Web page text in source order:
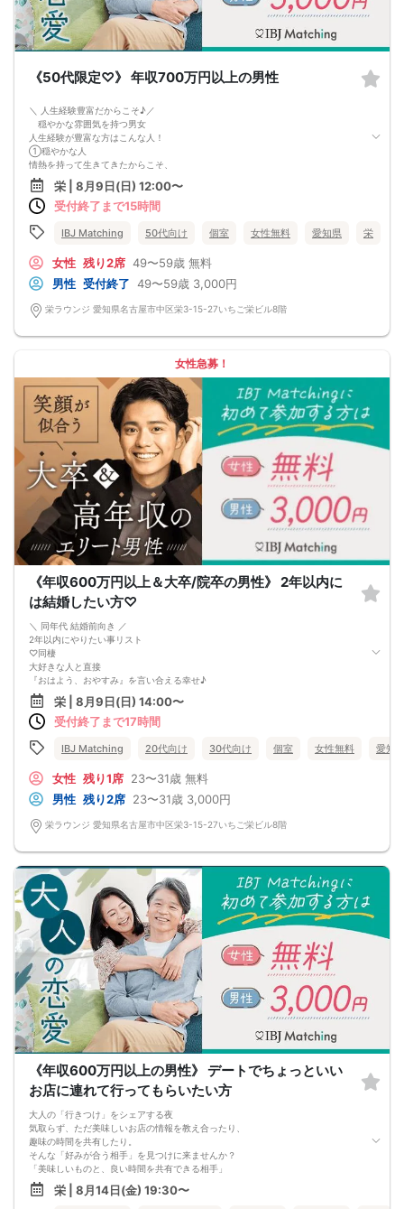
《50代限定♡》 年収700万円以上の男性
＼ 人生経験豊富だからこそ♪／
穏やかな雰囲気を持つ男女
人生経験が豊富な方はこんな人！
①穏やかな人
情熱を持って生きてきたからこそ、
経験豊富で今は落ち着いた大人の余裕がある
②身だしなみに気を使っている
おしゃれで大人の魅力を感じる
昔人気だった雑誌やテレビ番組など、
栄 | 8月9日(日) 12:00〜
受付終了まで15時間
IBJ Matching 50代向け 個室 女性無料 愛知県 栄
女性 残り2席 49〜59歳 無料
男性 受付終了 49〜59歳 3,000円
栄ラウンジ 愛知県名古屋市中区栄3-15-27いちご栄ビル8階
女性急募！
《年収600万円以上＆大卒/院卒の男性》 2年以内に
は結婚したい方♡
＼ 同年代 結婚前向き ／
2年以内にやりたい事リスト
♡同棲
大好きな人と直接
『おはよう、おやすみ』を言い合える幸せ♪
♡入籍
楽しいこと、苦しいこともこれからはシェア
♡挙式・新婚旅行
どちらか一方だけが じゃなくて、
1年目は結婚に向けて、2年目は思い出作りetc
未来の幸せがイメージできる人との出会いを！
栄 | 8月9日(日) 14:00〜
受付終了まで17時間
IBJ Matching 20代向け 30代向け 個室 女性無料 愛知
女性 残り1席 23〜31歳 無料
男性 残り2席 23〜31歳 3,000円
栄ラウンジ 愛知県名古屋市中区栄3-15-27いちご栄ビル8階
《年収600万円以上の男性》 デートでちょっといい
お店に連れて行ってもらいたい方
大人の「行きつけ」をシェアする夜
気取らず、ただ美味しいお店の情報を教え合ったり、
趣味の時間を共有したり。
そんな「好みが合う相手」を見つけに来ませんか？
「美味しいものと、良い時間を共有できる相手」
を探す、大人のためのパーティーです。
栄 | 8月14日(金) 19:30〜